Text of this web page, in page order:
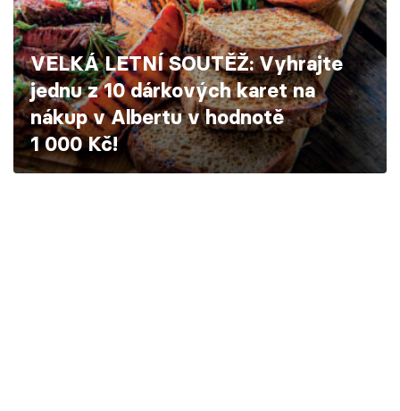
Škola vaření
Recepty z TV
Speciál: Cuketa
Těhotnej kuchař
VELKÁ LETNÍ SOUTĚŽ: Vyhrajte
jednu z 10 dárkových karet na
nákup v Albertu v hodnotě
1 000 Kč!